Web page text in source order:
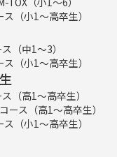
（小1～高卒生）
（中1～3）
（小1～高卒生）
（高1～高卒生）
ース（高1～高卒生）
（小1～高卒生）